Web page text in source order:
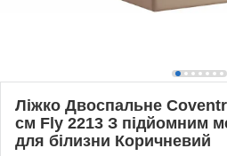
Ліжко Двоспальне
см Fly 2213 З підйомним
для білизни Коричневий